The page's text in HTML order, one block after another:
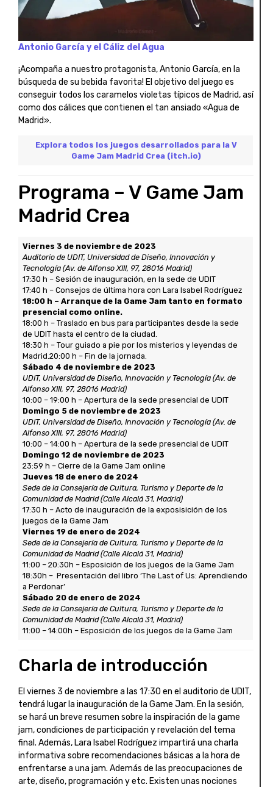
Antonio García y el Cáliz del Agua
¡Acompaña a nuestro protagonista, Antonio García, en la
búsqueda de su bebida favorita! El objetivo del juego es
conseguir todos los caramelos violetas típicos de Madrid, así
como dos cálices que contienen el tan ansiado «Agua de
Madrid».
Explora todos los juegos desarrollados para la V
Game Jam Madrid Crea (itch.io)
Programa – V Game Jam
Madrid Crea
Viernes 3 de noviembre de 2023
Auditorio de UDIT, Universidad de Diseño, Innovación y
Tecnología (Av. de Alfonso XIII, 97, 28016 Madrid)
17:30 h – Sesión de inauguración, en la sede de UDIT
17:40 h – Consejos de última hora con Lara Isabel Rodríguez
18:00 h – Arranque de la Game Jam tanto en formato
presencial como online.
18:00 h – Traslado en bus para participantes desde la sede
de UDIT hasta el centro de la ciudad.
18:30 h – Tour guiado a pie por los misterios y leyendas de
Madrid.20:00 h – Fin de la jornada.
Sábado 4 de noviembre de 2023
UDIT, Universidad de Diseño, Innovación y Tecnología (Av. de
Alfonso XIII, 97, 28016 Madrid)
10:00 – 19:00 h – Apertura de la sede presencial de UDIT
Domingo 5 de noviembre de 2023
UDIT, Universidad de Diseño, Innovación y Tecnología (Av. de
Alfonso XIII, 97, 28016 Madrid)
10:00 – 14:00 h – Apertura de la sede presencial de UDIT
Domingo 12 de noviembre de 2023
23:59 h – Cierre de la Game Jam online
Jueves 18 de enero de 2024
Sede de la Consejería de Cultura, Turismo y Deporte de la
Comunidad de Madrid (Calle Alcalá 31, Madrid)
17:30 h – Acto de inauguración de la exposisición de los
juegos de la Game Jam
Viernes 19 de enero de 2024
Sede de la Consejería de Cultura, Turismo y Deporte de la
Comunidad de Madrid (Calle Alcalá 31, Madrid)
11:00 – 20:30h – Esposición de los juegos de la Game Jam
18:30h – Presentación del libro ‘The Last of Us: Aprendiendo
a Perdonar’
Sábado 20 de enero de 2024
Sede de la Consejería de Cultura, Turismo y Deporte de la
Comunidad de Madrid (Calle Alcalá 31, Madrid)
11:00 – 14:00h – Esposición de los juegos de la Game Jam
Charla de introducción
El viernes 3 de noviembre a las 17:30 en el auditorio de UDIT,
tendrá lugar la inauguración de la Game Jam. En la sesión,
se hará un breve resumen sobre la inspiración de la game
jam, condiciones de participación y revelación del tema
final. Además, Lara Isabel Rodríguez impartirá una charla
informativa sobre recomendaciones básicas a la hora de
enfrentarse a una jam. Además de las preocupaciones de
arte, diseño, programación y etc. Existen unas nociones